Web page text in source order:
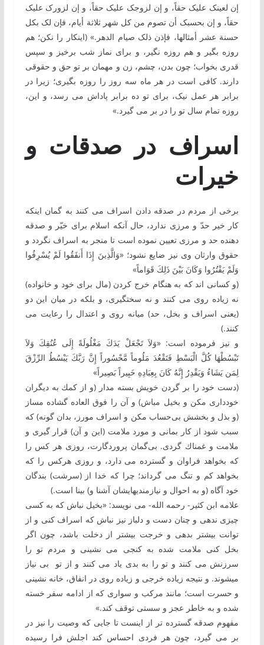
إن لعینک علیک حقاً، و إن لزوجک علیک حقاً، و إن لزورک علیک
حقاً، و إن بحسبک أن تصوم من کل شهر ثلاثة أیام، فإن لک بکل
حسنة عشر أمثالها، فإذن ذلک صیام الدهر.» (این‏کار را نکن؛ هم
روزه بگیر و هم روزه نگیر، و برای نماز شب برخیز و سپس
قدری بخواب؛ چون بدن، چشم، زن و مهمان بر تو حق و حقوقی
دارند. کافی ‏است در هر ماه سه ‏روز را روزه بگیری؛ زیرا در
برابر هر عمل نیک، برای تو ده برابر پاداش می ‏رسد، و این،
روزه تمام سال تو را در بر می‏ گیرد.»
اسراف در صدقات و
خیرات
برخی از مردم در صدقه دادن اسراف می‏ کنند به ‏گمان این‏که
کار خیر حدّ و مرزی ندارد، حال‏ آنکه اسلام برای خیّر و صدقه
دهنده حد و مرزی تعیین نموده ‏است تا منجر به اسراف نگردد و
حقوق وارثان وی نیز ضایع نشود؛ «وَالَّذِينَ إِذَا أَنفَقُوا لَمْ يُسْرِفُوا
وَلَمْ يَقْتُرُوا وَكَانَ بَيْنَ ذَلِكَ قَوَاماً»
(و كسانی ‏اند كه به‏ هنگام خرج كردن (مال برای خود و خانواده)
نه زياده ‌روی می ‌كنند و نه سخت‏گيری، و بلكه در ميان اين دو
(يعنی اسراف و بخل، حد) ميانه ‌روی و اعتدال را رعايت می
‌كنند.)
و نیز فرموده است: «وَلاَ تَجْعَلْ يَدَكَ مَغْلُولَةً إِلَى عُنُقِكَ وَلاَ
تَبْسُطْهَا كُلَّ الْبَسْطِ فَتَقْعُدَ مَلُوماً مَّحْسُوراً ‏إِنَّ رَبَّكَ يَبْسُطُ الرِّزْقَ
لِمَن يَشَاءُ وَيَقْدِرُ إِنَّهُ كَانَ بِعِبَادِهِ خَبِيراً بَصِيراً»
(دست خود را بر گردن خويش بسته مدار (و از كمك به‏ ديگران
خودداری مكن و بخيل مباش) و آن را فوق‌ العاده گشاده مساز
(و بذل و بخشش بی‌حساب مكن و اسراف مورز، بدان ‏گونه) كه
سبب شود از كار بمانی و مورد ملامت (اين و آن) قرار گيری و
ملامت و غمناك گردی.‏ بی‌گمان پروردگارت، روزی هر كس را
كه بخواهد فراوان و گسترده می‌ دارد، و روزی هركس را كه
بخواهد كم و تنگ می‌ گرداند؛ چرا كه خدا از (سرشت) بندگان
خود آگاه (و به احوال و نيازمندی‏های‏شان آشنا و) بينا است.)
علامه ابن کثیر- رحمه الله- می نویسد: «بخیل نباش که به ‏کسی
چیزی ندهی و چنان دست و دل‏باز نیز نباش که اسراف کنی و از
توانت بیشتر بدهی و خرجت بیشتر از دخلت باشد، چون اگر
بخل کنی ملامت شده به ‏کنجی می ‏نشینی و مردم تو را
سرزنش می ‏کنند و تو را به ‏بدی یاد می‏ کنند و از تو بی ‏نیاز
می‏شوند. و نتیجه زیاده خرجی و زیاده ‏روی در انفاق، خانه ‏نشینی
و حسرت است؛ مانند مرکب و سواری‏ که از ادامه سفر خسته
شده و به‏ خاطر عجز و سستی توقف کند.»
مفهوم صدقه گسترده ‏تر از اینست تا جایی‏ که وصیت را نیز در
بر می ‏گیرد، چون هر فردی احساس کند اجلش فرا رسیده